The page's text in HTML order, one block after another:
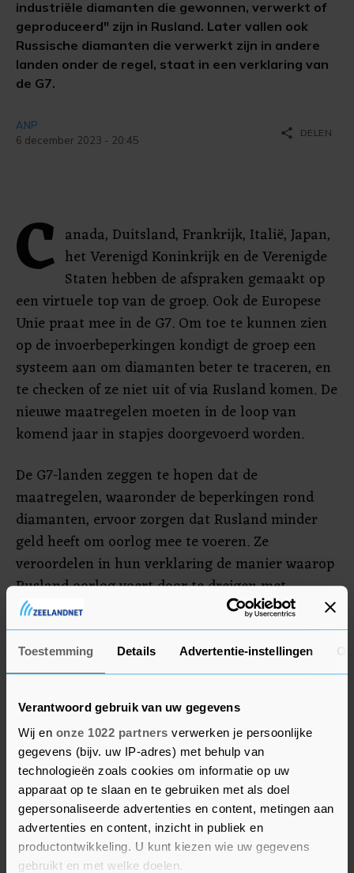
Toestemming Details Advertentie-instellingen
Verantwoord gebruik van uw gegevens
Wij en onze 1022 partners verwerken je persoonlijke
gegevens (bijv. uw IP-adres) met behulp van
technologieën zoals cookies om informatie op uw
apparaat op te slaan en te gebruiken met als doel
gepersonaliseerde advertenties en content, metingen aan
advertenties en content, inzicht in publiek en
productontwikkeling. U kunt kiezen wie uw gegevens
gebruikt en met welke doelen.
industriële diamanten die gewonnen, verwerkt of
geproduceerd" zijn in Rusland. Later vallen ook
Russische diamanten die verwerkt zijn in andere
landen onder de regel, staat in een verklaring van
de G7.
ANP
6 december 2023 - 20:45
share DELEN
C anada, Duitsland, Frankrijk, Italië, Japan,
het Verenigd Koninkrijk en de Verenigde
Staten hebben de afspraken gemaakt op
een virtuele top van de groep. Ook de Europese
Unie praat mee in de G7. Om toe te kunnen zien
op de invoerbeperkingen kondigt de groep een
systeem aan om diamanten beter te traceren, en
te checken of ze niet uit of via Rusland komen. De
nieuwe maatregelen moeten in de loop van
komend jaar in stapjes doorgevoerd worden.
De G7-landen zeggen te hopen dat de
maatregelen, waaronder de beperkingen rond
diamanten, ervoor zorgen dat Rusland minder
geld heeft om oorlog mee te voeren. Ze
veroordelen in hun verklaring de manier waarop
Rusland oorlog voert door te dreigen met
kernwapens, graanleveranties te verstoren en
"van de winter een wapen te maken" door onder
meer infrastructuur aan te vallen. De Oekraïense
president Volodymyr Zelensky nam ook deel aan
de top.